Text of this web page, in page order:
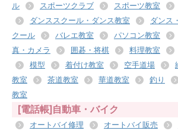
ル
スポーツクラブ スポーツ教室
ダンススクール・ダンス教室
ダンス
クール
バレエ教室 パソコン教室
真・カメラ
囲碁・将棋 料理教室
模型
着付け教室 空手道場
教室
茶道教室 華道教室 釣り
教室
[電話帳]自動車・バイク
オートバイ修理 オートバイ販売